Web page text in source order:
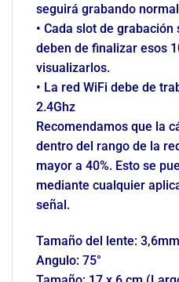
seguirá grabando
• Cada slot de
deben de finalizar esos
visualizarlos.
• La red WiFi debe de
2.4Ghz
Recomendamos que la
dentro del rango de la
mayor a 40%. Esto se
mediante cualquier
señal.
Tamaño del lente:
Angulo: 75°